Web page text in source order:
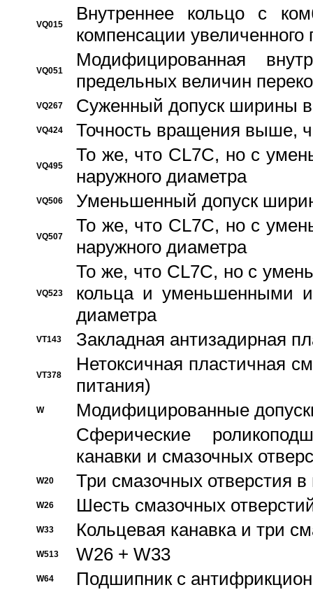
VQ015
Bнутреннее кольцо с
компенсации увеличенного
VQ051
Модифицированная
предельных величин
VQ267 Суженный допуск ширины
VQ424 Точность вращения выше,
VQ495
То же, что CL7C, но с
наружного диаметра
VQ506 Уменьшенный допуск
VQ507
То же, что CL7C, но с
наружного диаметра
VQ523
То же, что CL7C, но с
кольца и уменьшенными
диаметра
VT143 Закладная антизадирная
VT378
Нетоксичная пластичная
питания)
W
Модифицированные
Сферические
канавки и смазочных
W20 Три смазочных отверстия
W26 Шесть смазочных
W33 Кольцевая канавка и три
W513 W26 + W33
W64 Подшипник с